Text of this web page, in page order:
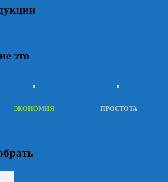
это
ЭКОНОМИЯ ПРОСТОТА